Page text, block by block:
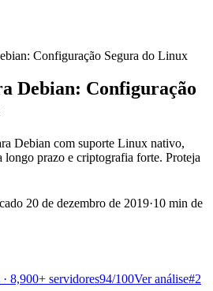
Configuração Segura do Linux
Debian: Configuração
Debian com suporte Linux nativo,
prazo e criptografia forte. Proteja
20 de dezembro de 2019·10 min de
8,900+ servidores94/100Ver análise#2